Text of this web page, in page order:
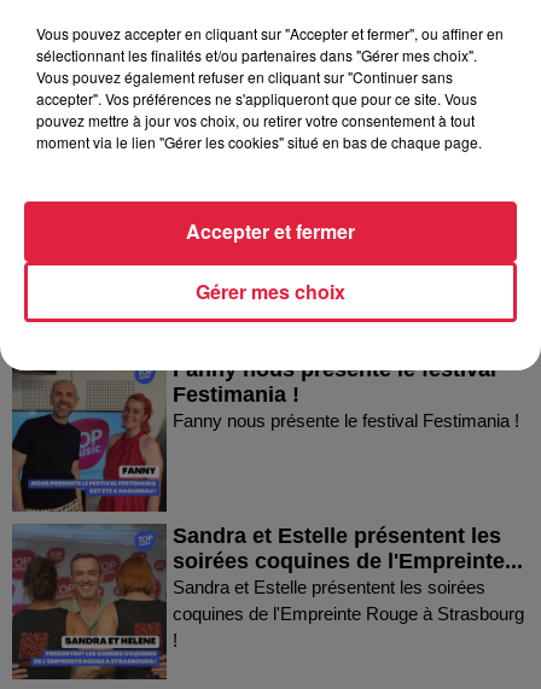
Dans la même série
Thierry du Domaine Wunsch et
Mann à Wettolsheim !
Wettolsheim !
Fanny nous présente le festival
Festimania !
Fanny nous présente le festival Festimania !
Sandra et Estelle présentent les
soirées coquines de l'Empreinte...
Sandra et Estelle présentent les soirées
coquines de l'Empreinte Rouge à Strasbourg
!
Vous pouvez accepter en cliquant sur "Accepter et fermer", ou affiner en
sélectionnant les finalités et/ou partenaires dans "Gérer mes choix".
Vous pouvez également refuser en cliquant sur "Continuer sans
accepter". Vos préférences ne s'appliqueront que pour ce site. Vous
pouvez mettre à jour vos choix, ou retirer votre consentement à tout
moment via le lien "Gérer les cookies" situé en bas de chaque page.
Gérer mes choix
Accepter et fermer